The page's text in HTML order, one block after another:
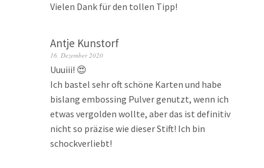
Vielen Dank für den tollen Tipp!
Antje Kunstorf
16. Dezember 2020
Uuuiii! 😍
Ich bastel sehr oft schöne Karten und habe
bislang embossing Pulver genutzt, wenn ich
etwas vergolden wollte, aber das ist definitiv
nicht so präzise wie dieser Stift! Ich bin
schockverliebt!